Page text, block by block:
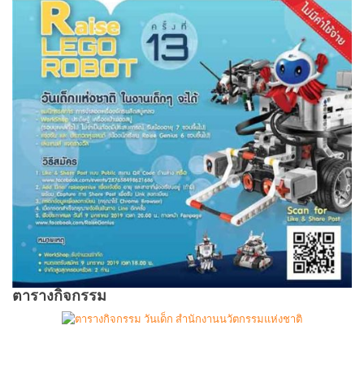
ตารางกิจกรรม